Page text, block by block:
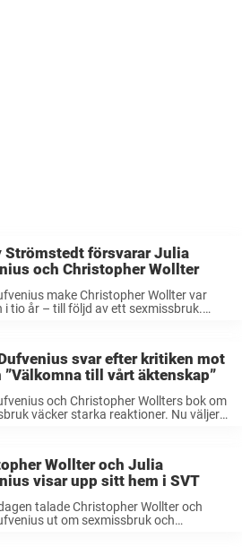
Strömstedt försvarar Julia
och Christopher Wollter
make Christopher Wollter var
i tio år – till följd av ett sexmissbruk.
Wollter var ...
svar efter kritiken mot
”Välkomna till vårt äktenskap”
och Christopher Wollters bok om
väcker starka reaktioner. Nu väljer
Wollter och Julia
visar upp sitt hem i SVT
talade Christopher Wollter och
ut om sexmissbruk och